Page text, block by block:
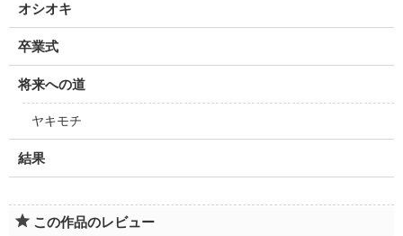
オシオキ
卒業式
将来への道
ヤキモチ
結果
この作品のレビュー